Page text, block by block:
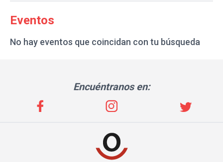
Eventos
No hay eventos que coincidan con tu búsqueda
Encuéntranos en: